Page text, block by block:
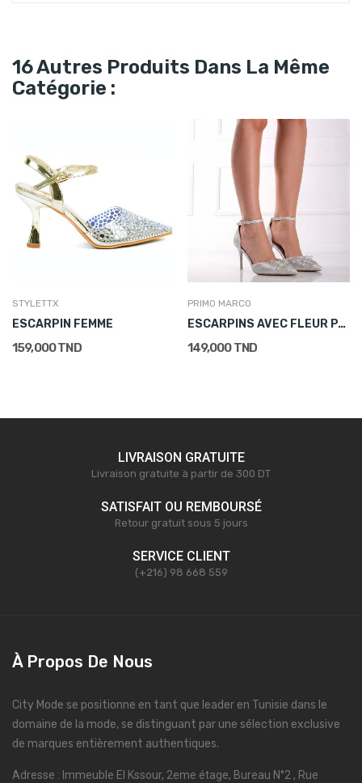
16 Autres Produits Dans La Même
Catégorie :
STYLETTX
ESCARPIN FEMME
159,000 TND
PRIMO MARCO
ESCARPINS AVEC FLEUR PAPILLON BEIGE
149,000 TND
LIVRAISON GRATUITE
Livraison gratuite à partir de 300 DT
SATISFAIT OU REMBOURSÉ
Retour gratuit sous 5 jours
SERVICE CLIENT
(+216) 98 668 559
À Propos De Nous
City Mode se positionne en tant que leader en Tunisie dans le
domaine de la mode, se distinguant par une sélection exclusive
de marques entièrement authentiques.
Adresse : Immeuble El Kssour, 2eme étage, Bureau N°2 , Rue